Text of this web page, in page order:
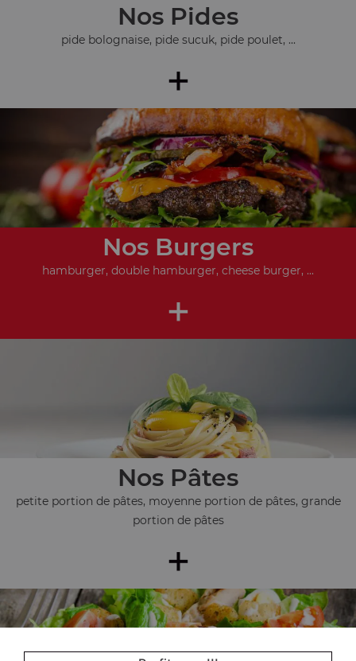
Nos Pides
pide bolognaise, pide sucuk, pide poulet, ...
+
Nos Burgers
hamburger, double hamburger, cheese burger, ...
+
Nos Pâtes
petite portion de pâtes, moyenne portion de pâtes, grande
portion de pâtes
+